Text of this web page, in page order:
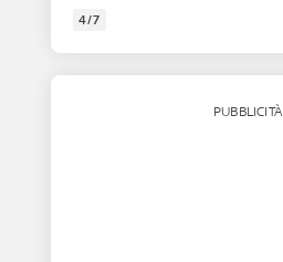
4/7
PUBBLICITÀ